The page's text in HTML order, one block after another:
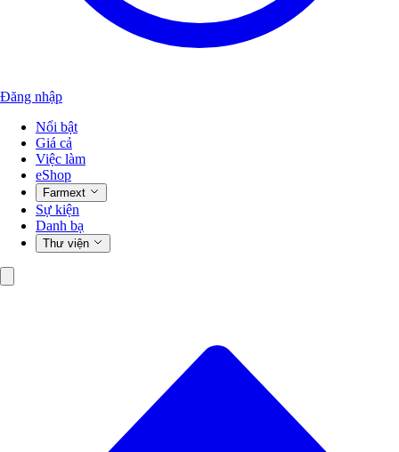
Đăng nhập
Nổi bật
Giá cả
Việc làm
eShop
Farmext
Sự kiện
Danh bạ
Thư viện